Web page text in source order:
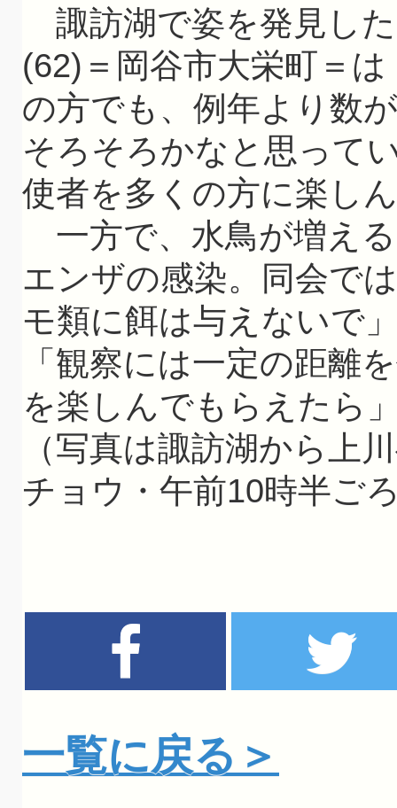
諏訪湖で姿を発見し
(62)＝岡谷市大栄町＝
の方でも、例年より数
そろそろかなと思って
使者を多くの方に楽し
一方で、水鳥が増え
エンザの感染。同会で
モ類に餌は与えないで
「観察には一定の距離
を楽しんでもらえたら
（写真は諏訪湖から上
チョウ・午前10時半ご
一覧に戻る＞